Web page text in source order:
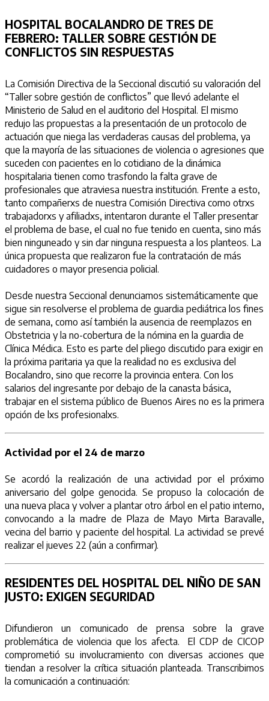
HOSPITAL BOCALANDRO DE TRES DE
FEBRERO: TALLER SOBRE GESTIÓN DE
CONFLICTOS SIN RESPUESTAS
La Comisión Directiva de la Seccional discutió su valoración del
“Taller sobre gestión de conflictos” que llevó adelante el
Ministerio de Salud en el auditorio del Hospital. El mismo
redujo las propuestas a la presentación de un protocolo de
actuación que niega las verdaderas causas del problema, ya
que la mayoría de las situaciones de violencia o agresiones que
suceden con pacientes en lo cotidiano de la dinámica
hospitalaria tienen como trasfondo la falta grave de
profesionales que atraviesa nuestra institución. Frente a esto,
tanto compañerxs de nuestra Comisión Directiva como otrxs
trabajadorxs y afiliadxs, intentaron durante el Taller presentar
el problema de base, el cual no fue tenido en cuenta, sino más
bien ninguneado y sin dar ninguna respuesta a los planteos. La
única propuesta que realizaron fue la contratación de más
cuidadores o mayor presencia policial.
Desde nuestra Seccional denunciamos sistemáticamente que
sigue sin resolverse el problema de guardia pediátrica los fines
de semana, como así también la ausencia de reemplazos en
Obstetricia y la no-cobertura de la nómina en la guardia de
Clínica Médica. Esto es parte del pliego discutido para exigir en
la próxima paritaria ya que la realidad no es exclusiva del
Bocalandro, sino que recorre la provincia entera. Con los
salarios del ingresante por debajo de la canasta básica,
trabajar en el sistema público de Buenos Aires no es la primera
opción de lxs profesionalxs.
Actividad por el 24 de marzo
Se acordó la realización de una actividad por el próximo
aniversario del golpe genocida. Se propuso la colocación de
una nueva placa y volver a plantar otro árbol en el patio interno,
convocando a la madre de Plaza de Mayo Mirta Baravalle,
vecina del barrio y paciente del hospital. La actividad se prevé
realizar el jueves 22 (aún a confirmar).
RESIDENTES DEL HOSPITAL DEL NIÑO DE SAN
JUSTO: EXIGEN SEGURIDAD
Difundieron un comunicado de prensa sobre la grave
problemática de violencia que los afecta. El CDP de CICOP
comprometió su involucramiento con diversas acciones que
tiendan a resolver la crítica situación planteada. Transcribimos
la comunicación a continuación: